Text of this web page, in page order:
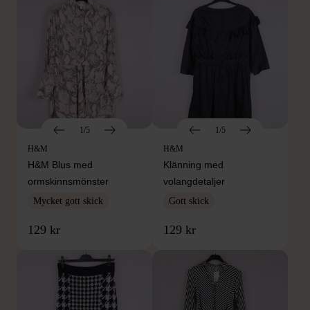
1/5
H&M
H&M Blus med
ormskinnsmönster
Mycket gott skick
129 kr
1/5
H&M
Klänning med
volangdetaljer
Gott skick
129 kr